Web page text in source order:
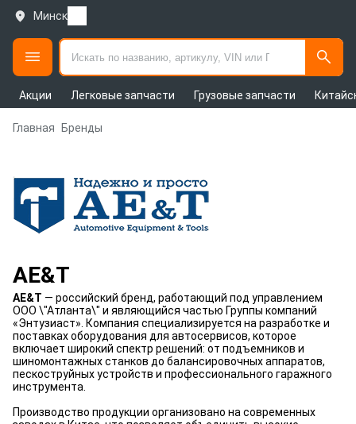
Минск
Акции Легковые запчасти Грузовые запчасти
Главная Бренды
AE&T
AE&T — российский бренд, работающий под управлением
ООО \"Атланта\" и являющийся частью Группы компаний
«Энтузиаст». Компания специализируется на разработке и
поставках оборудования для автосервисов, которое
включает широкий спектр решений: от подъемников и
шиномонтажных станков до балансировочных аппаратов,
пескоструйных устройств и профессионального гаражного
инструмента.
Производство продукции организовано на современных